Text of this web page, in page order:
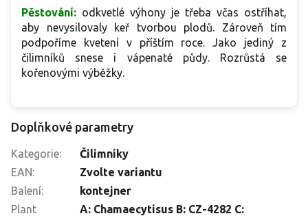
Pěstování: odkvetlé výhony je třeba včas ostříhat,
aby nevysilovaly keř tvorbou plodů. Zároveň tím
podpoříme kvetení v příštím roce. Jako jediný z
čilimníků snese i vápenaté půdy. Rozrůstá se
kořenovými výběžky.
Doplňkové parametry
Kategorie:
Čilimníky
EAN:
Zvolte variantu
Balení:
kontejner
Plant
A: Chamaecytisus B: CZ-4282 C: